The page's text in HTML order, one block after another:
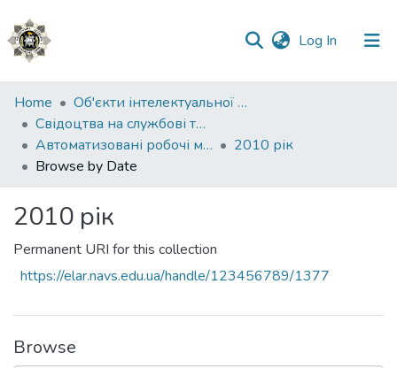
Log In (current)
Communities
&
Collections
All of DSpace
Home
Об'єкти інтелектуальної власності
Свідоцтва на службові твори
Автоматизовані робочі місця фахівців Національної поліції України
2010 рік
Browse by Date
2010 рік
Permanent URI for this collection
https://elar.navs.edu.ua/handle/123456789/1377
Browse